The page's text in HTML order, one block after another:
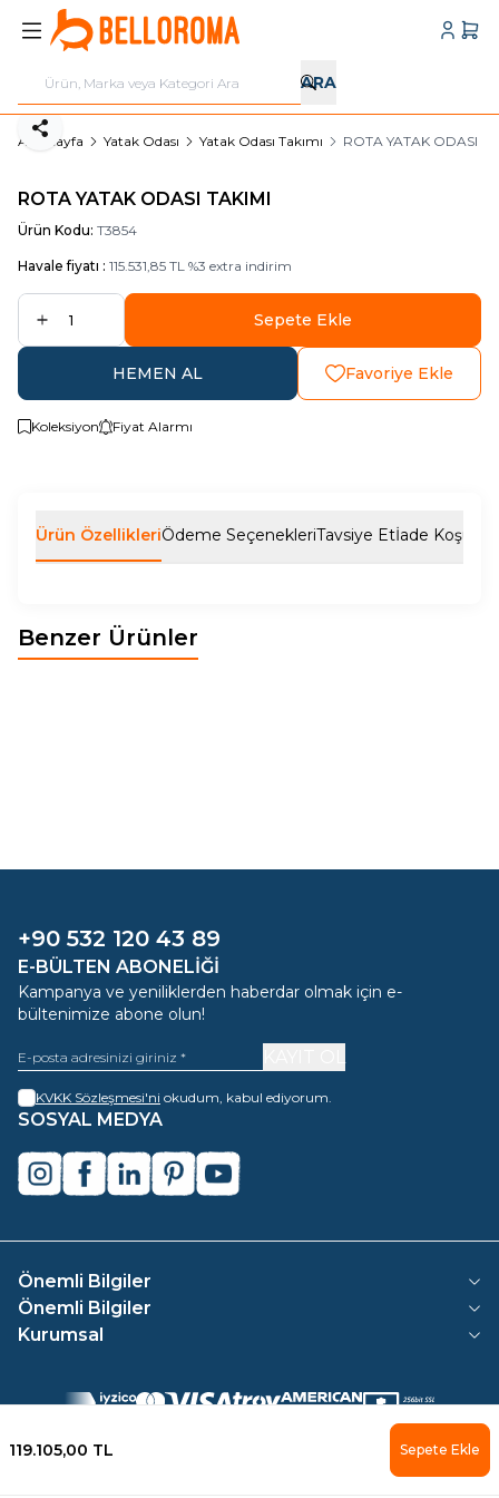
ARA
Ana Sayfa Yatak Odası Yatak Odası Takımı ROTA YATAK ODASI
Paylaş
ROTA YATAK ODASI TAKIMI
Ürün Kodu: T3854
119.105,00 TL Sepete Ekle
Havale fiyatı : 115.531,85 TL %3 extra indirim
Sepete Ekle
HEMEN AL Favoriye Ekle
Koleksiyon Fiyat Alarmı
Ürün ÖzellikleriÖdeme SeçenekleriTavsiye Etİade Koşulları
Benzer Ürünler
+90 532 120 43 89
E-BÜLTEN ABONELIĞI
Kampanya ve yeniliklerden haberdar olmak için e-
bültenimize abone olun!
KVKK Sözleşmesi'ni okudum, kabul ediyorum.
SOSYAL MEDYA
instagramfacebooklinkedinpinterestyoutube
Önemli Bilgiler
Önemli Bilgiler
Kurumsal